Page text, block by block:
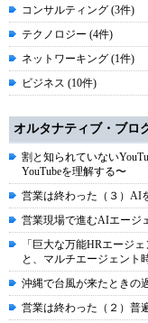
コンサルティング (3件)
テクノロジー (4件)
ネットワーキング (1件)
ビジネス (10件)
オルタナティブ・ブロ
割と知られていない
YouTubeを理解する〜
営業は終わった（３）AI
営業現場で進むAIエージ
「巨大な万能HRエージ
と、マルチエージェント
沖縄で台風が来たときの
営業は終わった（２）普